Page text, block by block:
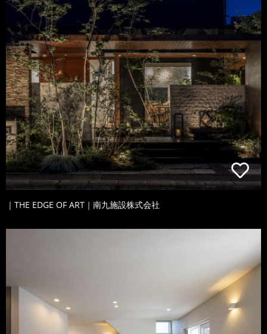
｜THE EDGE OF ART｜南九施設株式会社